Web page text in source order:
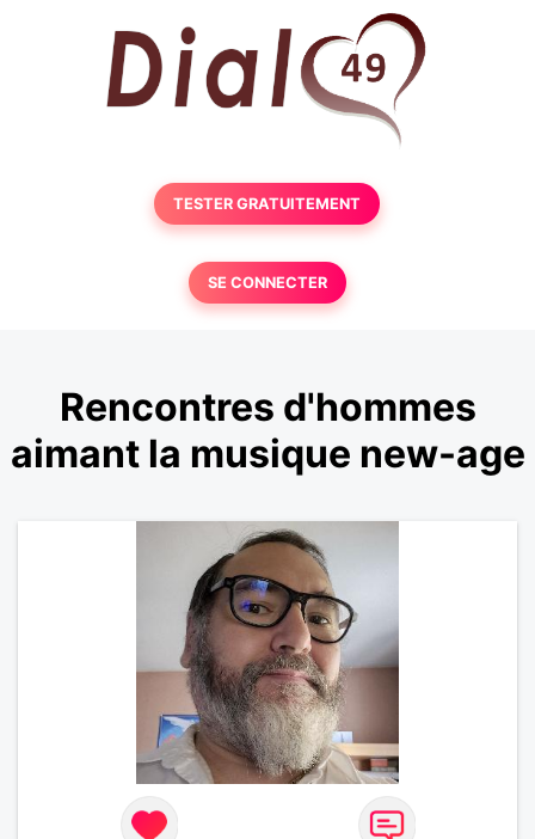
TESTER GRATUITEMENT
SE CONNECTER
Rencontres d'hommes
aimant la musique new-age